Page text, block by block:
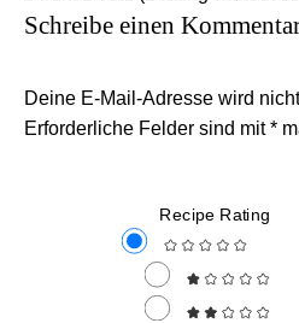
Schreibe einen
Deine E-Mail-Adresse wird
Erforderliche Felder sind mit*
Recipe Rating